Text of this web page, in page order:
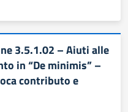
3.5.1.02 – Aiuti alle
in “De minimis” –
contributo e